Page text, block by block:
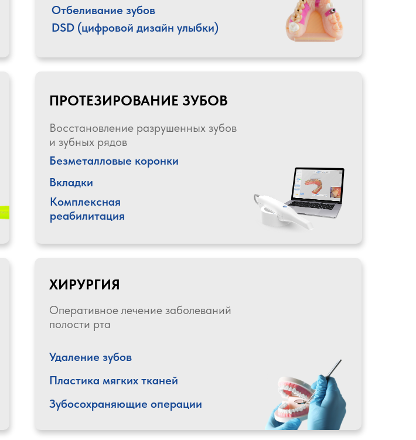
ХИРУРГИЯ
ПРОТЕЗИРОВАНИЕ ЗУБОВ
Оперативное лечение заболеваний
полости рта
Восстановление разрушенных зубов
и зубных рядов
Пластика мягких тканей
Зубосохраняющие операции
Удаление зубов
Безметалловые коронки
Отбеливание зубов
Вкладки
Комплексная
реабилитация
DSD (цифровой дизайн улыбки)